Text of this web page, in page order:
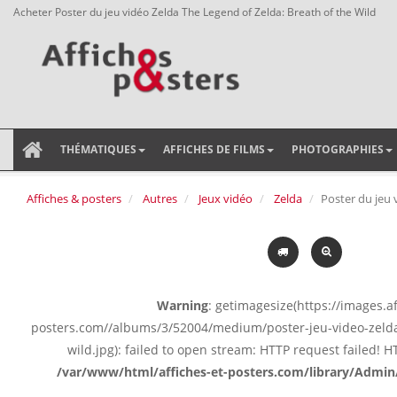
Acheter Poster du jeu vidéo Zelda The Legend of Zelda: Breath of the Wild
THÉMATIQUES AFFICHES DE FILMS PHOTOGRAPHIES
Affiches & posters Autres Jeux vidéo Zelda Poster du jeu
Warning: getimagesize(https://
posters.com//albums/3/52004/medium/poster-jeu-video-
wild.jpg): failed to open stream: HTTP request failed!
/var/www/html/affiches-et-posters.com/library/